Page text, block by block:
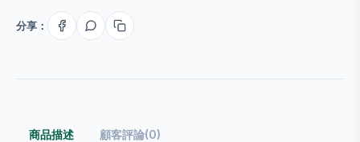
分享：
商品描述 顧客評論(0)